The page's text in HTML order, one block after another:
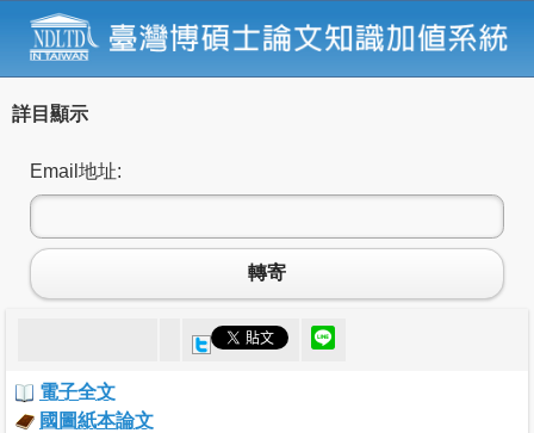
詳目顯示
Email地址:
轉寄
電子全文
國圖紙本論文